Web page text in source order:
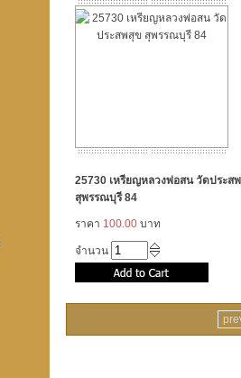
25730 เหรียญหลวงพ่อสน วัดประส
สุพรรณบุรี 84
ราคา 100.00 บาท
จำนวน